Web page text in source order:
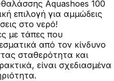
Aquashoes 100
επιλογή για αμμώδεις
στο νερό!
με τάπες που
από τον κίνδυνο
σταθερότητα και
είναι σχεδιασμένα